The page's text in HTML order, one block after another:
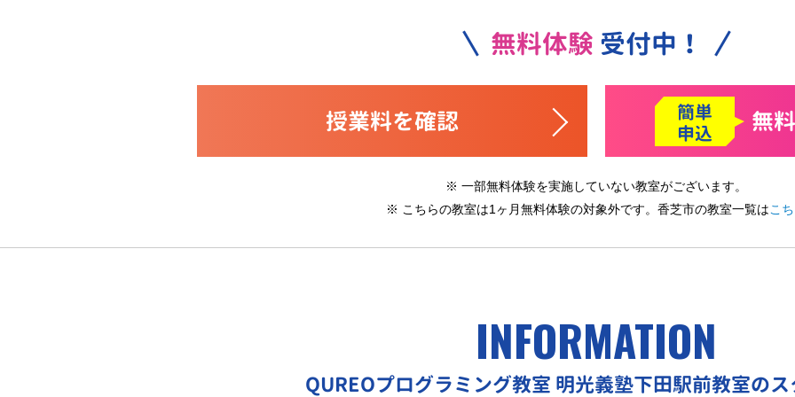
無料体験 受付中！
授業料を確認
簡単
申込
無
※ 一部無料体験を実施していない教室がございます。
※ こちらの教室は1ヶ月無料体験の対象外です。 香芝市の教室一覧はこ
INFORMATION
QUREOプログラミング教室 明光義塾下田駅前教室の